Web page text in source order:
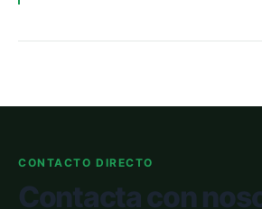
CONTACTO DIRECTO
Contacta con